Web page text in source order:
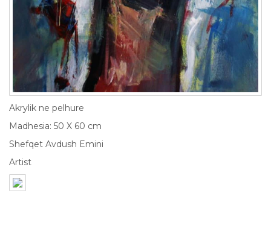
Akrylik ne pelhure
Madhesia: 50 X 60 cm
Shefqet Avdush Emini
Artist